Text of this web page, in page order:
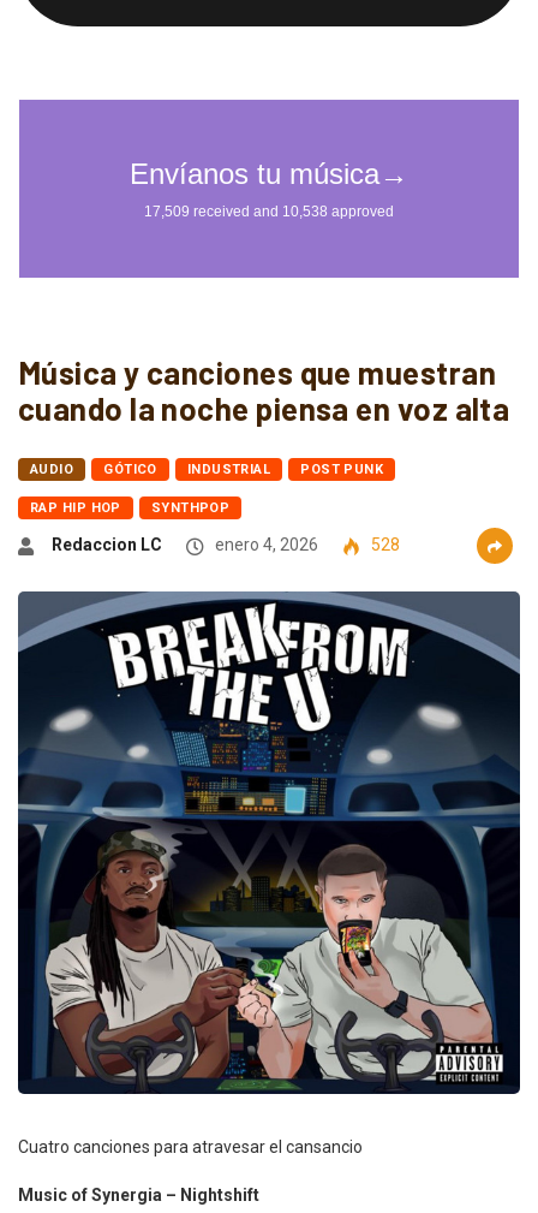
Música y canciones que muestran
cuando la noche piensa en voz alta
AUDIO GÓTICO INDUSTRIAL POST PUNK
RAP HIP HOP SYNTHPOP
Redaccion LC enero 4, 2026 528
Cuatro canciones para atravesar el cansancio
Music of Synergia – Nightshift